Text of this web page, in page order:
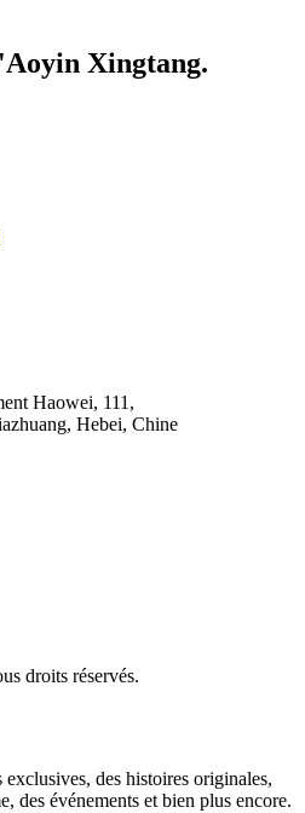
Xingtang.
Haowei, 111,
Hebei, Chine
droits réservés.
des histoires originales,
des événements et bien plus encore.